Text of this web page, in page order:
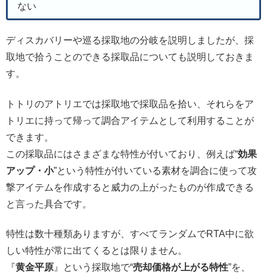
ない
ディスカバリーや巡る採取地の分岐を説明しましたが、採
取地で拾うことのできる採取品についても説明しておきま
す。
トトリのアトリエでは採取地で採取品を拾い、それらをア
トリエに持って帰って調合アイテムとして利用することが
できます。
この採取品にはさまざまな特性が付いており、例えば“効果
アップ・小”という特性が付いている素材を調合に使って攻
撃アイテムを作成すると威力の上がったものが作成できる
と言った具合です。
特性は数十種類ありますが、すべてランダムでRTA中に欲
しい特性が常に出てくるとは限りません。
『黄金平原 』という採取地で“売却価格が上がる特性”を、